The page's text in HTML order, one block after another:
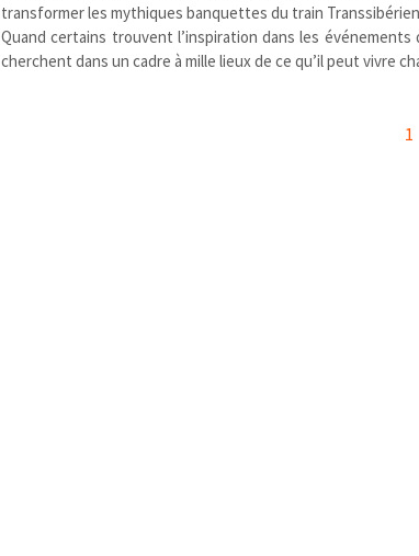
transformer les mythiques banquettes du train
Quand certains trouvent l’inspiration dans les
cherchent dans un cadre à mille lieux de ce qu’il peut vivre
1